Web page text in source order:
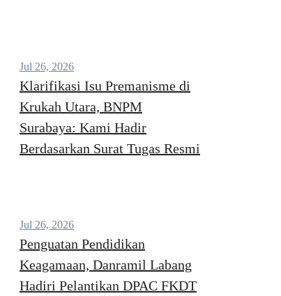
Jul 26, 2026
Klarifikasi Isu Premanisme di
Krukah Utara, BNPM
Surabaya: Kami Hadir
Berdasarkan Surat Tugas Resmi
Jul 26, 2026
Penguatan Pendidikan
Keagamaan, Danramil Labang
Hadiri Pelantikan DPAC FKDT